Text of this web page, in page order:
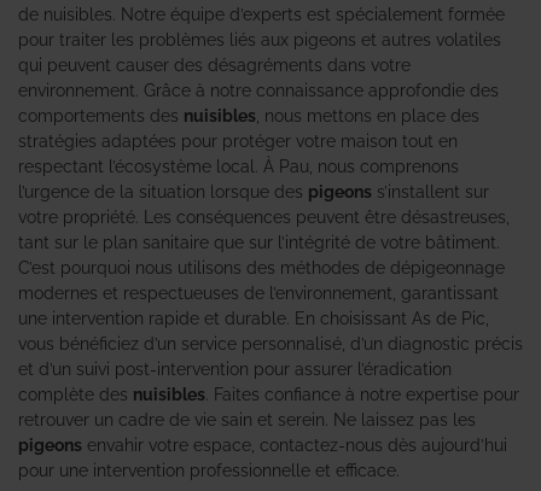
de nuisibles. Notre équipe d’experts est spécialement formée
pour traiter les problèmes liés aux pigeons et autres volatiles
qui peuvent causer des désagréments dans votre
environnement. Grâce à notre connaissance approfondie des
comportements des nuisibles , nous mettons en place des
stratégies adaptées pour protéger votre maison tout en
respectant l’écosystème local. À Pau, nous comprenons
l’urgence de la situation lorsque des pigeons s’installent sur
votre propriété. Les conséquences peuvent être désastreuses,
tant sur le plan sanitaire que sur l’intégrité de votre bâtiment.
C’est pourquoi nous utilisons des méthodes de dépigeonnage
modernes et respectueuses de l’environnement, garantissant
une intervention rapide et durable. En choisissant As de Pic,
vous bénéficiez d’un service personnalisé, d’un diagnostic précis
et d’un suivi post-intervention pour assurer l’éradication
complète des nuisibles . Faites confiance à notre expertise pour
retrouver un cadre de vie sain et serein. Ne laissez pas les
pigeons envahir votre espace, contactez-nous dès aujourd’hui
pour une intervention professionnelle et efficace.